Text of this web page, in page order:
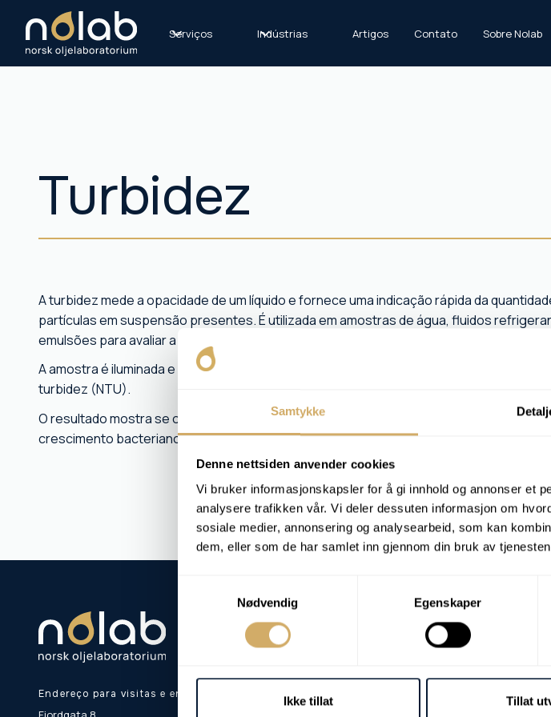
Samtykke
Denne nettsiden anvender cookies
Vi bruker informasjonskapsler for å gi innhold og annonser et
analysere trafikken vår. Vi deler dessuten informasjon om
sosiale medier, annonsering og analysearbeid, som kan
dem, eller som de har samlet inn gjennom din bruk av
Nødvendig
Egenskaper
Ikke tillat Tillat
Serviços Indústrias Artigos Contato Sobre Nolab
Turbidez
A turbidez mede a opacidade de um líquido e fornece uma indicação rápida da
partículas em suspensão presentes. É utilizada em amostras de água, fluidos
emulsões para avaliar a pureza e os níveis de partículas.
A amostra é iluminada e a quantidade de luz dispersa pelas partículas é registada como
turbidez (NTU).
O resultado mostra se o líquido está contaminado, se há presença de micropartículas
crescimento bacteriano e se devem ser implementadas medidas de filtração ou
Endereço para visitas e entregas: